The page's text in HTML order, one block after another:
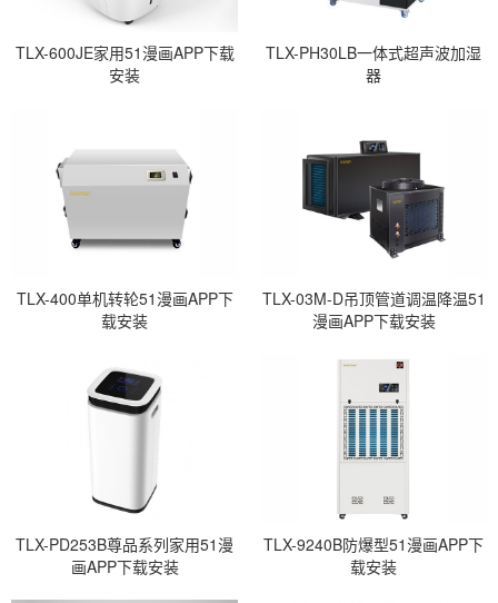
TLX-600JE家用51漫画APP下载
安装
TLX-PH30LB一体式超声波加湿
器
TLX-400单机转轮51漫画APP下
载安装
TLX-03M-D吊顶管道调温降温51
漫画APP下载安装
TLX-PD253B尊品系列家用51漫
画APP下载安装
TLX-9240B防爆型51漫画APP下
载安装